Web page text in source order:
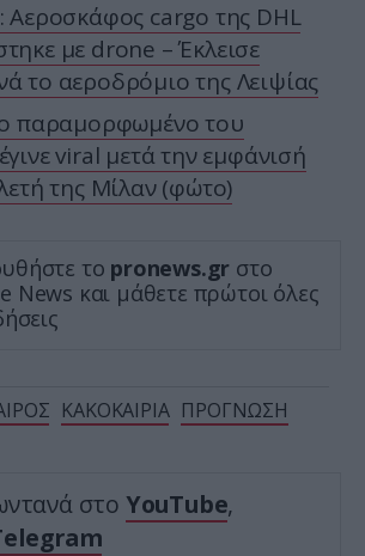
Αεροσκάφος cargo της DHL
με drone – Έκλεισε
το αεροδρόμιο της Λειψίας
παραμορφωμένο του
viral μετά την εμφάνισή
της Μίλαν (φώτο)
το pronews.gr στο
News και μάθετε πρώτοι όλες
ΚΑΚΟΚΑΙΡΙΑ ΠΡΟΓΝΩΣΗ
στο YouTube,